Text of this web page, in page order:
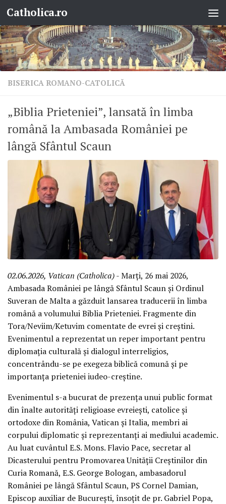
Skip to content
Catholica.ro
BISERICA ROMANO-CATOLICĂ
„Biblia Prieteniei”, lansată în limba
română la Ambasada României pe
lângă Sfântul Scaun
02.06.2026, Vatican (Catholica)- Marți, 26 mai 2026,
Ambasada României pe lângă Sfântul Scaun și Ordinul
Suveran de Malta a găzduit lansarea traducerii în limba
română a volumului Biblia Prieteniei. Fragmente din
Tora/Neviim/Ketuvim comentate de evrei și creștini.
Evenimentul a reprezentat un reper important pentru
diplomația culturală și dialogul interreligios,
concentrându-se pe exegeza biblică comună și pe
importanța prieteniei iudeo-creștine.
Evenimentul s-a bucurat de prezența unui public format
din înalte autorități religioase evreiești, catolice și
ortodoxe din România, Vatican și Italia, membri ai
corpului diplomatic și reprezentanți ai mediului academic.
Au luat cuvântul E.S. Mons. Flavio Pace, secretar al
Dicasterului pentru Promovarea Unității Creștinilor din
Curia Romană, E.S. George Bologan, ambasadorul
României pe lângă Sfântul Scaun, PS Cornel Damian,
Episcop auxiliar de București, însoțit de pr. Gabriel Popa,